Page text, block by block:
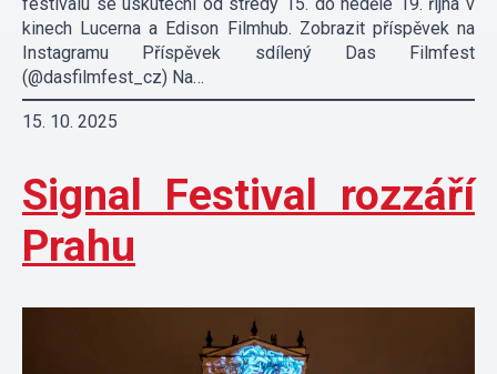
kinech Lucerna a Edison Filmhub. Zobrazit příspěvek na
Instagramu Příspěvek sdílený Das Filmfest
(@dasfilmfest_cz) Na…
15. 10. 2025
Signal Festival rozzáří
Prahu